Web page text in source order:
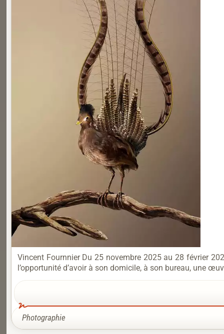
Vincent Fournnier Du 25 novembre 2025 au 28 février
l’opportunité d’avoir à son domicile, à son bureau, une
Photographie